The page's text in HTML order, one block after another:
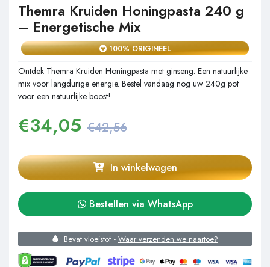
Themra Kruiden Honingpasta 240 g
– Energetische Mix
100% ORIGINEEL
Ontdek Themra Kruiden Honingpasta met ginseng. Een natuurlijke
mix voor langdurige energie. Bestel vandaag nog uw 240g pot
voor een natuurlijke boost!
€34,05 €42,56
In winkelwagen
Bestellen via WhatsApp
Bevat vloeistof - Waar verzenden we naartoe?